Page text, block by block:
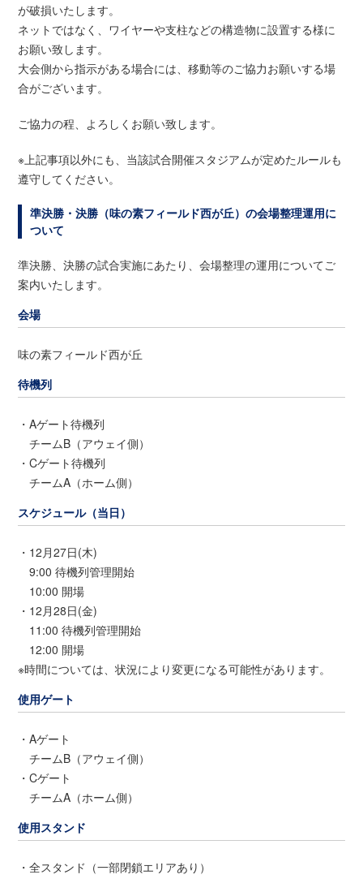
が破損いたします。
ネットではなく、ワイヤーや支柱などの構造物に設置する様に
お願い致します。
大会側から指示がある場合には、移動等のご協力お願いする場
合がございます。
ご協力の程、よろしくお願い致します。
※上記事項以外にも、当該試合開催スタジアムが定めたルールも
遵守してください。
準決勝・決勝（味の素フィールド西が丘）の会場整理運用に
ついて
準決勝、決勝の試合実施にあたり、会場整理の運用についてご
案内いたします。
会場
味の素フィールド西が丘
待機列
・Aゲート待機列
チームB（アウェイ側）
・Cゲート待機列
チームA（ホーム側）
スケジュール（当日）
・12月27日(木)
9:00 待機列管理開始
10:00 開場
・12月28日(金)
11:00 待機列管理開始
12:00 開場
※時間については、状況により変更になる可能性があります。
使用ゲート
・Aゲート
チームB（アウェイ側）
・Cゲート
チームA（ホーム側）
使用スタンド
・全スタンド（一部閉鎖エリアあり）